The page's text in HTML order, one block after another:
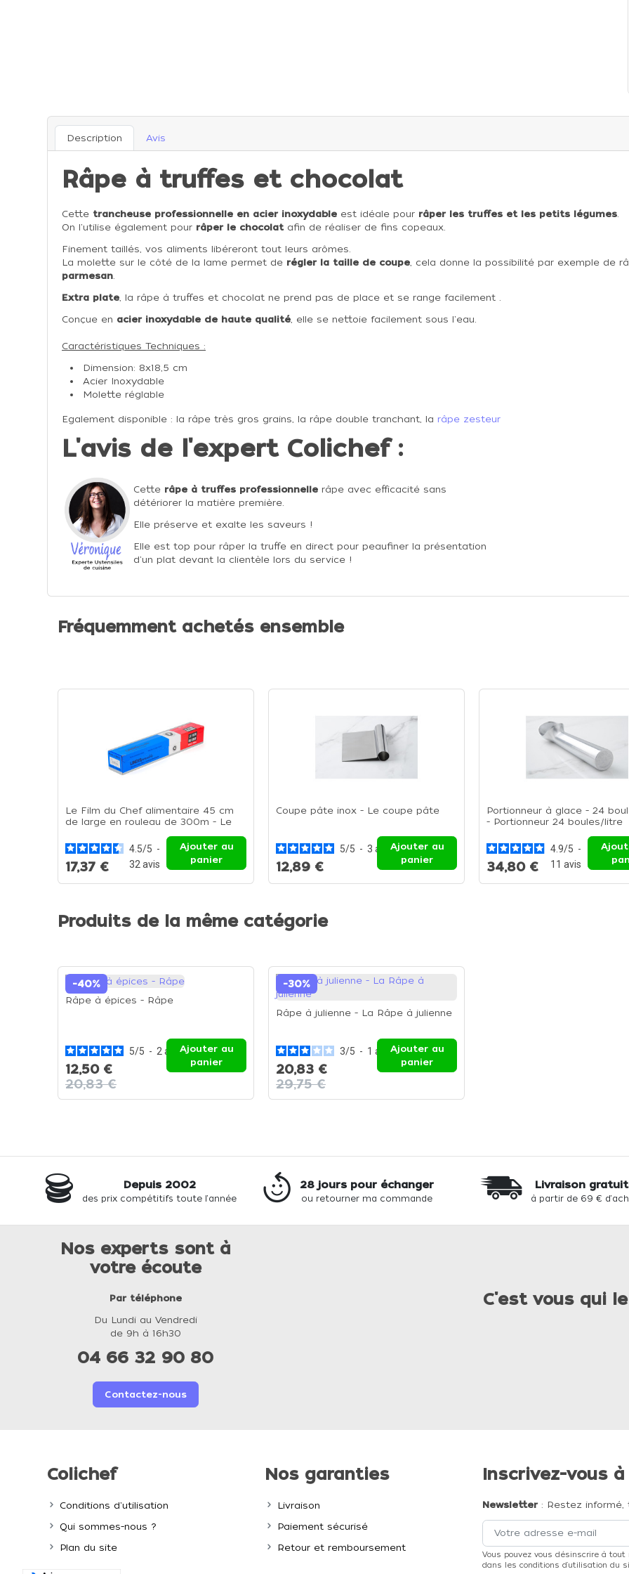
Description Avis
Râpe à truffes et chocolat
Cette trancheuse professionnelle en acier inoxydable est idéale pour râper les truffes et les petits légumes
On l'utilise également pour râper le chocolat afin de réaliser de fins copeaux.
Finement taillés, vos aliments libéreront tout leurs arômes.
La molette sur le côté de la lame permet de régler la taille de coupe , cela donne la possibilité par exemple de
parmesan
Extra plate , la râpe à truffes et chocolat ne prend pas de place et se range facilement .
Conçue en acier inoxydable de haute qualité , elle se nettoie facilement sous l'eau.
Caractéristiques Techniques :
Dimension: 8x18,5 cm
Acier Inoxydable
Molette réglable
Egalement disponible : la râpe très gros grains la râpe double tranchant , la râpe zesteur
L'avis de l'expert Colichef :
Cette râpe à truffes professionnelle râpe avec efficacité sans
détériorer la matière première.
Elle préserve et exalte les saveurs !
Elle est top pour râper la truffe en direct pour peaufiner la présentation
d'un plat devant la clientèle lors du service !
Fréquemment achetés ensemble
Le Film du Chef alimentaire 45 cm
de large en rouleau de 300m - Le
4.5/5 -
32 avis
17,37 €
Ajouter au
panier
Coupe pâte inox - Le coupe pâte
5/5 - 3 avis
12,89 €
Ajouter au
panier
Portionneur à glace - 24
- Portionneur 24 boules/litre
4.9/5 -
11 avis
34,80 €
Produits de la même catégorie
-40%
Râpe à épices - Râpe
5/5 - 2 avis
12,50 €
20,83 €
Ajouter au
panier
-30%
Râpe à julienne - La Râpe à julienne
3/5 - 1 avis
20,83 €
29,75 €
Ajouter au
panier
Depuis 2002
des prix compétitifs toute l'année
28 jours pour échanger
ou retourner ma commande
Livraison
à partir de 69 €
Nos experts sont à
votre écoute
Par téléphone
Du Lundi au Vendredi
de 9h à 16h30
04 66 32 90 80
Contactez-nous
C'est vous qui
Colichef
Conditions d'utilisation
Qui sommes-nous ?
Plan du site
Nos garanties
Livraison
Paiement sécurisé
Retour et remboursement
Inscrivez-vous
Newsletter: Restez informé,
Vous pouvez vous désinscrire à
dans les conditions d'utilisation du